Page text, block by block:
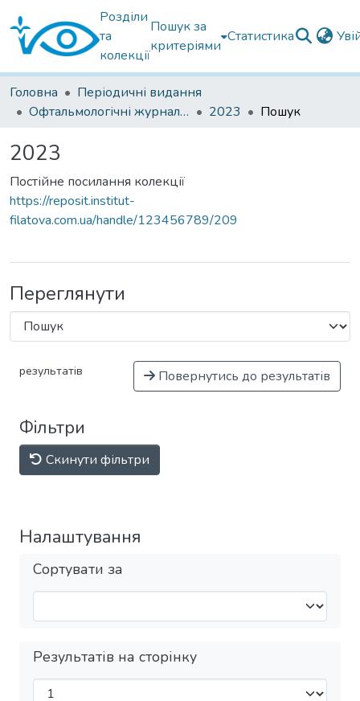
Розділи
та
колекції
Пошук за
критеріями
Статистика
Головна
Періодичні видання
Офтальмологічні журнали іноземні
2023 Пошук
2023
Постійне посилання колекції
https://reposit.institut-
filatova.com.ua/handle/123456789/209
Переглянути
результатів Повернутись до результатів
Фільтри
Скинути фільтри
Налаштування
Сортувати за
Результатів на сторінку